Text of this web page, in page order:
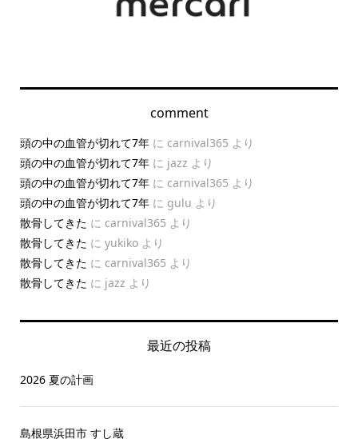
comment
頭の中の血管が切れて7年に carnival365 より
頭の中の血管が切れて7年に jazz より
頭の中の血管が切れて7年に carnival365 より
頭の中の血管が切れて7年に gulu より
散骨してきた に carnival365 より
散骨してきた に yukikoより
散骨してきた に carnival365 より
散骨してきた に jazz より
最近の投稿
2026 夏の計画
島根県浜田市 すし蔵